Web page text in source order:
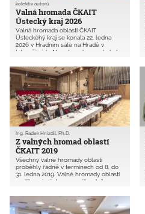
Valná hromada ČKAIT
Ústecký kraj 2026
kolektiv autorů
Valná hromada oblasti ČKAIT
Ústeckéhý kraj se konala 22. ledna
2026 v Hradním sále na Hradě v
Litoměřicích. Na valnou hromadu bylo
se jí 76 autorizovaných členů (4,4 %
všech členů oblasti).
Z valných hromad oblastí
ČKAIT 2019
Ing. Radek Hnízdil, Ph.D.
Všechny valné hromady oblastí
proběhly řádně v termínech od 8. do
31. ledna 2019. Valné hromady oblastí
zvolily své zástupce a náhradníky na
kde budou 30. března tradičně
vyhlášeny i výsledky letošní Ceny
Inženýrské komory.